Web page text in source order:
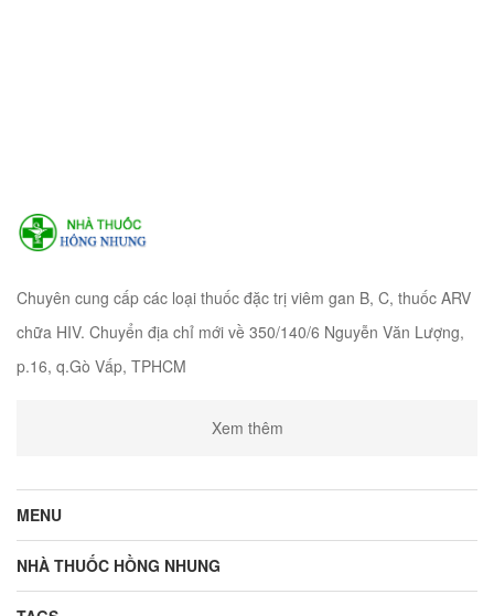
Chuyên cung cấp các loại thuốc đặc trị viêm gan B, C, thuốc ARV
chữa HIV. Chuyển địa chỉ mới về 350/140/6 Nguyễn Văn Lượng,
p.16, q.Gò Vấp, TPHCM
Xem thêm
MENU
NHÀ THUỐC HỒNG NHUNG